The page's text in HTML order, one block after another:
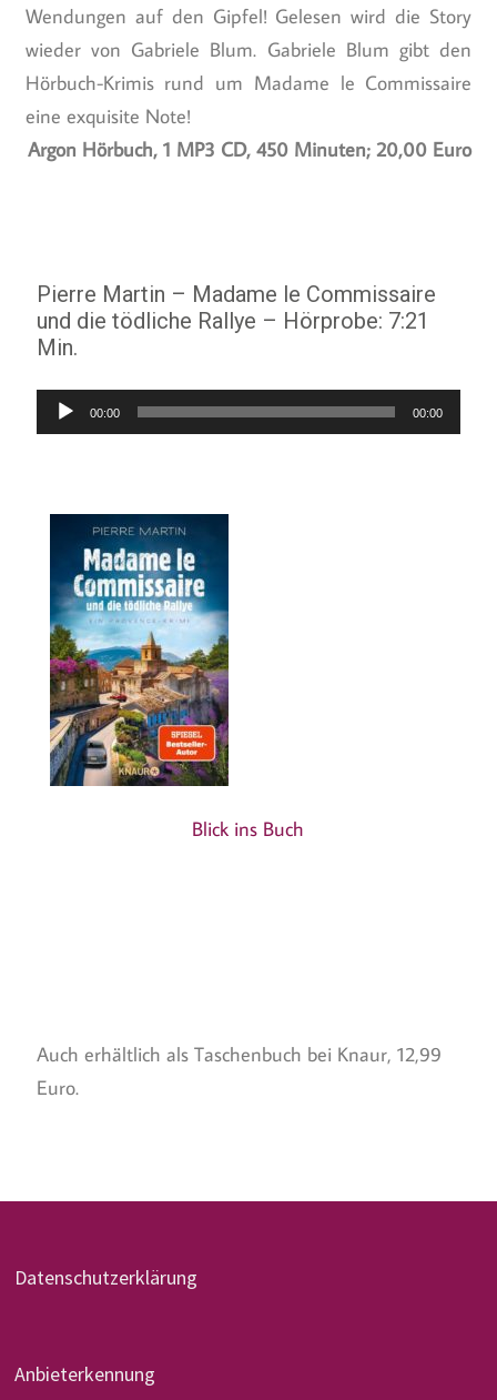
Wendungen auf den Gipfel! Gelesen wird die Story
wieder von Gabriele Blum. Gabriele Blum gibt den
Hörbuch-Krimis rund um Madame le Commissaire
eine exquisite Note!
Argon Hörbuch, 1 MP3 CD, 450 Minuten; 20,00 Euro
Pierre Martin – Madame le Commissaire
und die tödliche Rallye – Hörprobe: 7:21
Min.
Audio-
Player
00:00 00:00
Blick ins Buch
Auch erhältlich als Taschenbuch bei Knaur, 12,99
Euro.
Datenschutzerklärung
Anbieterkennung